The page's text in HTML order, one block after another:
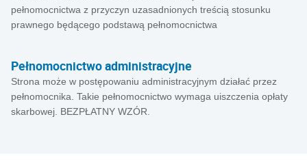
pełnomocnictwa z przyczyn uzasadnionych treścią stosunku
prawnego będącego podstawą pełnomocnictwa
Pełnomocnictwo administracyjne
Strona może w postępowaniu administracyjnym działać przez
pełnomocnika. Takie pełnomocnictwo wymaga uiszczenia opłaty
skarbowej. BEZPŁATNY WZÓR.